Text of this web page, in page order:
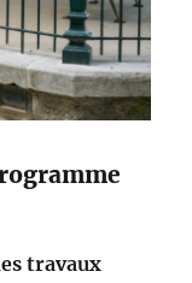
travaux